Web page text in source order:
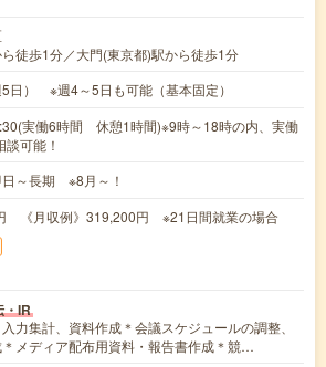
徒歩1分／大門(東京都)駅から徒歩1分
5日） ※週4～5日も可能（基本固定）
実働6時間 休憩1時間)※9時～18時の内、実働
可能！
日～長期 ※8月～！
《月収例》319,200円 ※21日間就業の場合
・IR
力集計、資料作成＊会議スケジュールの調整、
メディア配布用資料・報告書作成＊競…